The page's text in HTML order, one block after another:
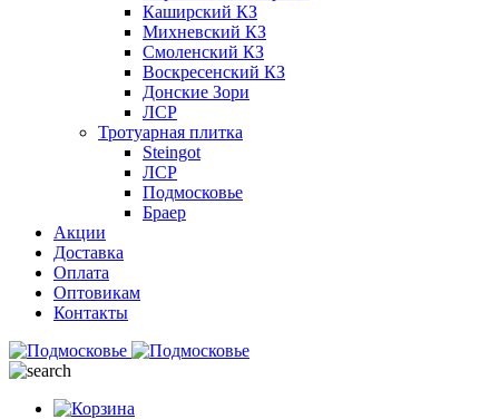
Каширский КЗ
Михневский КЗ
Смоленский КЗ
Воскресенский КЗ
Донские Зори
ЛСР
Тротуарная плитка
Steingot
ЛСР
Подмосковье
Браер
Акции
Доставка
Оплата
Оптовикам
Контакты